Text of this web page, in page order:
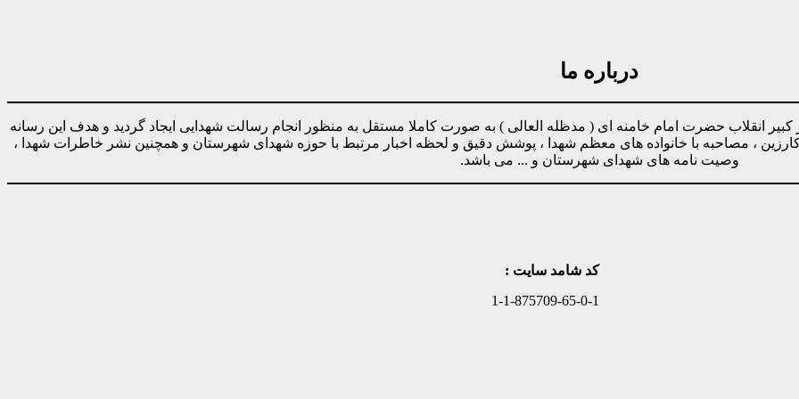
درباره ما
پیروی از دستورات رهبر کبیر انقلاب حضرت امام خامنه ای ( مدظله العالی ) به صورت کاملا مستقل به منظور انجام رسالت شهدایی ایجاد گردید و هدف این رسانه
، مصاحبه با خانواده های معظم شهدا ، پوشش دقیق و لحظه اخبار مرتبط با حوزه شهدای شهرستان و همچنین نشر خاطرات شهدا ،
وصیت نامه های شهدای شهرستان و ... می باشد.
کد شامد سایت :
1-1-875709-65-0-1